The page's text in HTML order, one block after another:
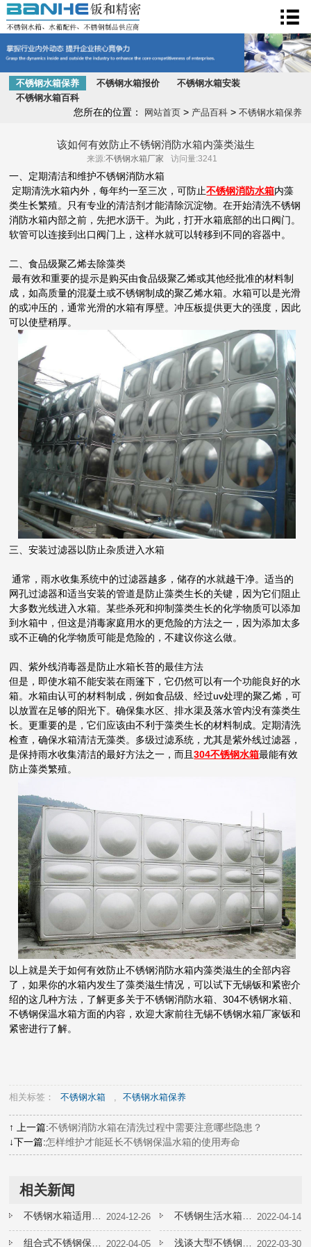
不锈钢水箱
不锈钢水箱保养 不锈钢水箱报价
不锈钢水箱安装
不锈钢水箱百科
您所在的位置： 网站首页> 产品百科> 不锈钢水箱保养
该如何有效防止不锈钢消防水箱内藻类滋生
来源:不锈钢水箱厂家 访问量:3241
一、定期清洁和维护不锈钢消防水箱
定期清洗水箱内外，每年约一至三次，可防止不锈钢消防水箱内藻
类生长繁殖。只有专业的清洁剂才能清除沉淀物。在开始清洗不锈钢
消防水箱内部之前，先把水沥干。为此，打开水箱底部的出口阀门。
软管可以连接到出口阀门上，这样水就可以转移到不同的容器中。
二、食品级聚乙烯去除藻类
最有效和重要的提示是购买由食品级聚乙烯或其他经批准的材料制
成，如高质量的混凝土或不锈钢制成的聚乙烯水箱。水箱可以是光滑
的或冲压的，通常光滑的水箱有厚壁。冲压板提供更大的强度，因此
可以使壁稍厚。
三、安装过滤器以防止杂质进入水箱
通常，雨水收集系统中的过滤器越多，储存的水就越干净。适当的
网孔过滤器和适当安装的管道是防止藻类生长的关键，因为它们阻止
大多数光线进入水箱。某些杀死和抑制藻类生长的化学物质可以添加
到水箱中，但这是消毒家庭用水的更危险的方法之一，因为添加太多
或不正确的化学物质可能是危险的，不建议你这么做。
四、紫外线消毒器是防止水箱长苔的最佳方法
但是，即使水箱不能安装在雨篷下，它仍然可以有一个功能良好的水
箱。水箱由认可的材料制成，例如食品级、经过uv处理的聚乙烯，可
以放置在足够的阳光下。确保集水区、排水渠及落水管内没有藻类生
长。更重要的是，它们应该由不利于藻类生长的材料制成。定期清洗
检查，确保水箱清洁无藻类。多级过滤系统，尤其是紫外线过滤器，
是保持雨水收集清洁的最好方法之一，而且304不锈钢水箱最能有效
防止藻类繁殖。
以上就是关于如何有效防止不锈钢消防水箱内藻类滋生的全部内容
了，如果你的水箱内发生了藻类滋生情况，可以试下无锡钣和紧密介
绍的这几种方法，了解更多关于不锈钢消防水箱、304不锈钢水箱、
不锈钢保温水箱方面的内容，欢迎大家前往无锡不锈钢水箱厂家钣和
紧密进行了解。
相关标签： 不锈钢水箱 不锈钢水箱保养
↑ 上一篇:不锈钢消防水箱在清洗过程中需要注意哪些隐患？
↓下一篇:怎样维护才能延长不锈钢保温水箱的使用寿命
相关新闻
2024-12-26 2022-04-14
2022-04-05 2022-03-30